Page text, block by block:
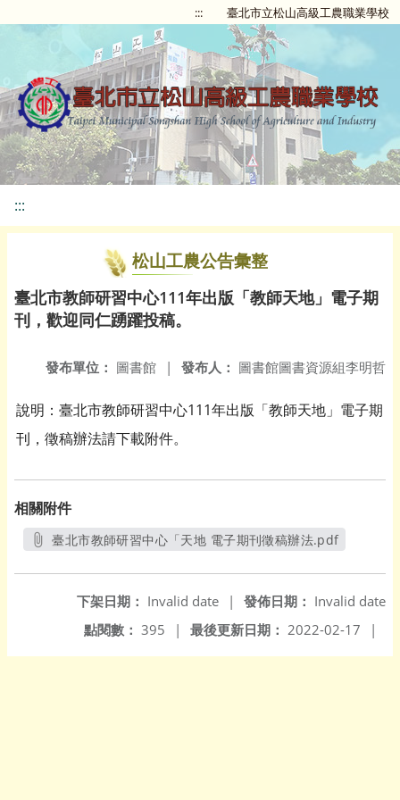
::: 臺北市立松山高級工農職業學校
:::
松山工農公告彙整
臺北市教師研習中心111年出版「教師天地」電子期
刊，歡迎同仁踴躍投稿。
發布人： 圖書館圖書資源組李明哲
發布單位： 圖書館 |
說明：臺北市教師研習中心111年出版「教師天地」電子期
刊，徵稿辦法請下載附件。
相關附件
臺北市教師研習中心「天地 電子期刊徵稿辦法.pdf
發佈日期： Invalid date
下架日期： Invalid date
|
最後更新日期： 2022-02-17 |
點閱數： 395 |